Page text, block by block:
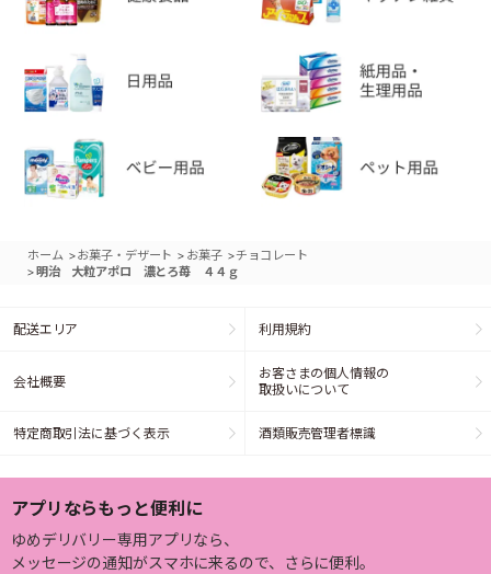
ホーム >お菓子・デザート > お菓子 >チョコレート
> 明治 大粒アポロ 濃とろ苺 ４４ｇ
配送エリア 利用規約
会社概要
お客さまの個人情報の
取扱いについて
特定商取引法に基づく表示 酒類販売管理者標識
アプリならもっと便利に
ゆめデリバリー専用アプリなら、
メッセージの通知がスマホに来るので、さらに便利。